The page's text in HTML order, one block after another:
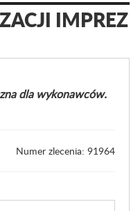
IMPREZ
dla wykonawców.
Numer zlecenia: 91964